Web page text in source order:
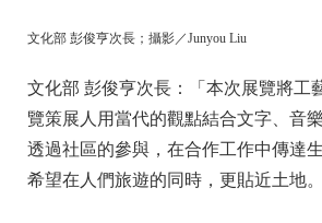
文化部 彭俊亨次長；攝影／Junyou Liu
文化部 彭俊亨次長：「本次展覽將工
覽策展人用當代的觀點結合文字、音
透過社區的參與，在合作工作中傳達
希望在人們旅遊的同時，更貼近土地。